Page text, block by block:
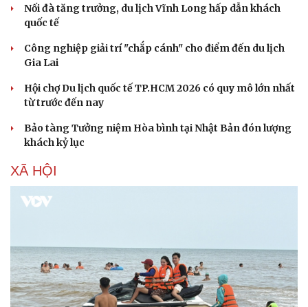
Sân khấu - Điện ảnh
Văn học
Âm nhạc
Di sản
Thời trang
Sao Việt
Nối đà tăng trưởng, du lịch Vĩnh Long hấp dẫn khách
quốc tế
Công nghiệp giải trí "chắp cánh" cho điểm đến du lịch
Gia Lai
Hội chợ Du lịch quốc tế TP.HCM 2026 có quy mô lớn nhất
từ trước đến nay
Bảo tàng Tưởng niệm Hòa bình tại Nhật Bản đón lượng
khách kỷ lục
XÃ HỘI